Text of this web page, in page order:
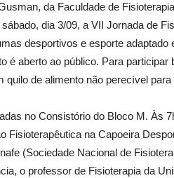
da Faculdade de
dia 3/09, a VII Jornada de
desportivos e esporte adaptado
é aberto ao público. Para participar
de alimento não perecível para
no Consistório do Bloco M. Às
Fisioterapêutica na Capoeira
(Sociedade Nacional de
o professor de Fisioterapia da